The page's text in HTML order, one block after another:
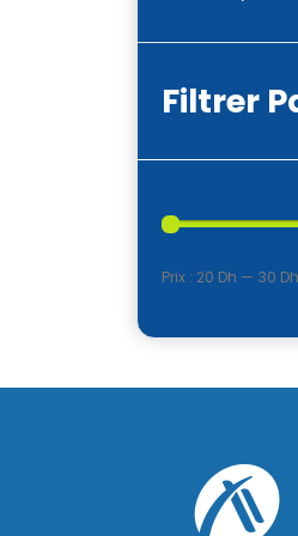
Filtrer
Prix : 20 Dh — 30 Dh